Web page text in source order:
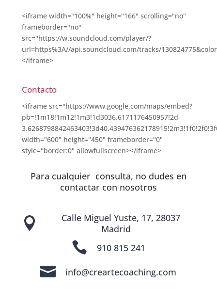
<iframe width="100%" height="166" scrolling="no"
frameborder="no"
src="https://w.soundcloud.com/player/?
url=https%3A//api.soundcloud.com/tracks/
</iframe>
Contacto
<iframe src="https://www.google.com/maps/embed?
pb=!1m18!1m12!1m3!1d3036.6171176450957!2d-
width="600" height="450" frameborder="0"
style="border:0" allowfullscreen></iframe>
Para cualquier consulta, no dudes en
contactar con nosotros

Calle Miguel Yuste, 17, 28037
Madrid
 910 815 241
 info@creartecoaching.com